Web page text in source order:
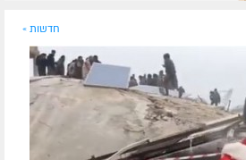
חדשות »